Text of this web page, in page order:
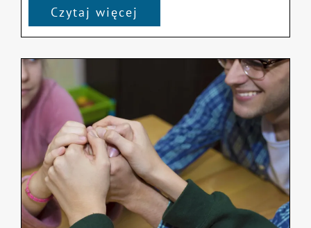
Czytaj więcej